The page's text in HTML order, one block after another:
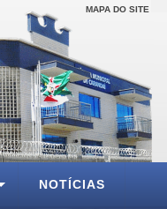
MAPA DO SITE
NOTÍCIAS